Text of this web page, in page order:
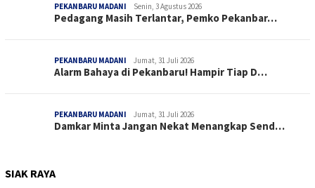
PEKANBARU MADANI Senin, 3 Agustus 2026
Pedagang Masih Terlantar, Pemko Pekanbar…
PEKANBARU MADANI Jumat, 31 Juli 2026
Alarm Bahaya di Pekanbaru! Hampir Tiap D…
PEKANBARU MADANI Jumat, 31 Juli 2026
Damkar Minta Jangan Nekat Menangkap Send…
SIAK RAYA